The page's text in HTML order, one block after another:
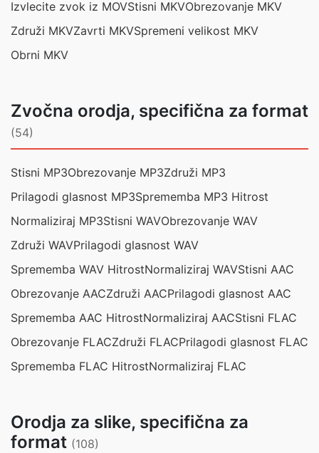
Izvlecite zvok iz MOVStisni MKVObrezovanje MKV
Združi MKVZavrti MKVSpremeni velikost MKV
Obrni MKV
Zvočna orodja, specifična za format
(54)
Stisni MP3Obrezovanje MP3Združi MP3
Prilagodi glasnost MP3Sprememba MP3 Hitrost
Normaliziraj MP3Stisni WAVObrezovanje WAV
Združi WAVPrilagodi glasnost WAV
Sprememba WAV HitrostNormaliziraj WAVStisni AAC
Obrezovanje AACZdruži AACPrilagodi glasnost AAC
Sprememba AAC HitrostNormaliziraj AACStisni FLAC
Obrezovanje FLACZdruži FLACPrilagodi glasnost FLAC
Sprememba FLAC HitrostNormaliziraj FLAC
Orodja za slike, specifična za
format (108)